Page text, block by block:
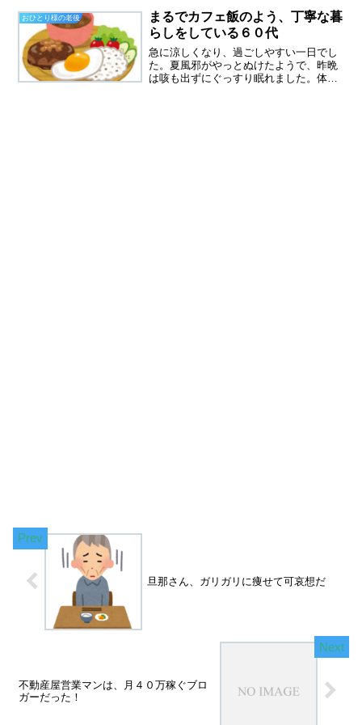
いなくて食べれません。楽天でも売って
いましたが、倍の値段！東京...
おひとり様の老後
まるでカフェ飯のよう、丁寧な暮
らしをしている６０代
急に涼しくなり、過ごしやすい一日でし
た。夏風邪がやっとぬけたようで、昨晩
は咳も出ずにぐっすり眠れました。体調
旦那さん、ガリガリに痩せて可哀想だ
不動産屋営業マンは、月４０万稼ぐブロ
ガーだった！